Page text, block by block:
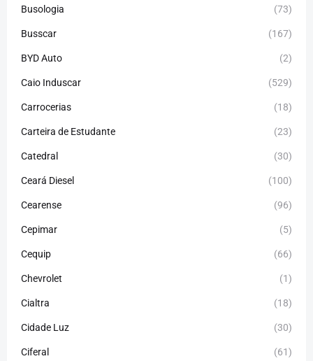
Busologia (73)
Busscar (167)
BYD Auto (2)
Caio Induscar (529)
Carrocerias (18)
Carteira de Estudante (23)
Catedral (30)
Ceará Diesel (100)
Cearense (96)
Cepimar (5)
Cequip (66)
Chevrolet (1)
Cialtra (18)
Cidade Luz (30)
Ciferal (61)